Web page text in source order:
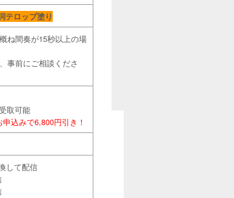
テロップ塗り
ね間奏が15秒以上の場
事前にご相談くださ
取可能
込みで6,800円引き！
して配信